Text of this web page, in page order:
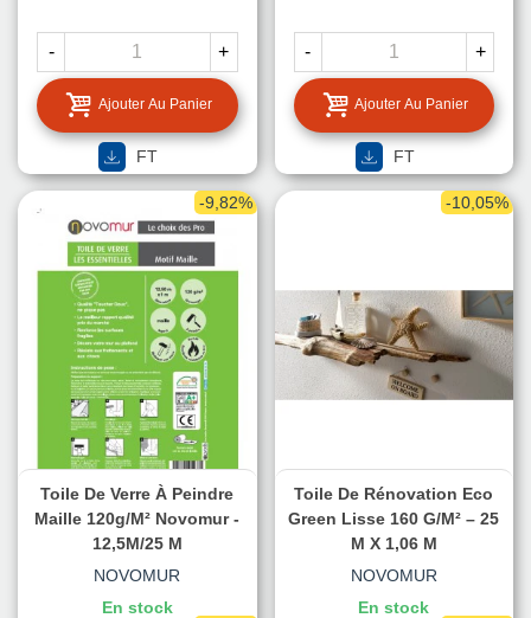
- +
Ajouter Au Panier
FT
- +
Ajouter Au Panier
FT
-9,82%
Toile De Verre À Peindre
Maille 120g/m² Novomur -
12,5M/25 M
NOVOMUR
En stock
-10,05%
Toile De Rénovation Eco
Green Lisse 160 G/m² – 25
M X 1,06 M
NOVOMUR
En stock